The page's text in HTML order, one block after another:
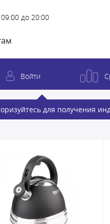
до 20:00
Войти
для получения